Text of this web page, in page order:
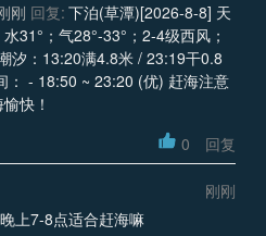
刚 回复: 下泊(草潭)[2026-8-8] 天
31°；气28°-33°；2-4级西风；
汐：13:20满4.8米 / 23:19干0.8
： - 18:50 ~ 23:20 (优) 赶海注意
快！
0 回复
刚刚
上7-8点适合赶海嘛